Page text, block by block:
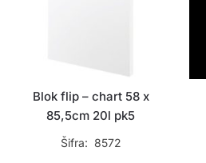
Blok flip – chart 58 x
85,5cm 20l pk5
Šifra: 8572